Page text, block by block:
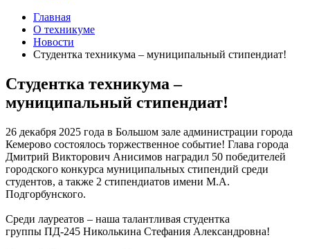
Главная
О техникуме
Новости
Студентка техникума – муниципальный стипендиат!
Студентка техникума –
муниципальный стипендиат!
26 декабря 2025 года в Большом зале администрации города
Кемерово состоялось торжественное событие! Глава города
Дмитрий Викторович Анисимов наградил 50 победителей
городского конкурса муниципальных стипендий среди
студентов, а также 2 стипендиатов имени М.А.
Подгорбунского.
Среди лауреатов – наша талантливая студентка
группы ПД-245 Николькина Стефания Александровна!